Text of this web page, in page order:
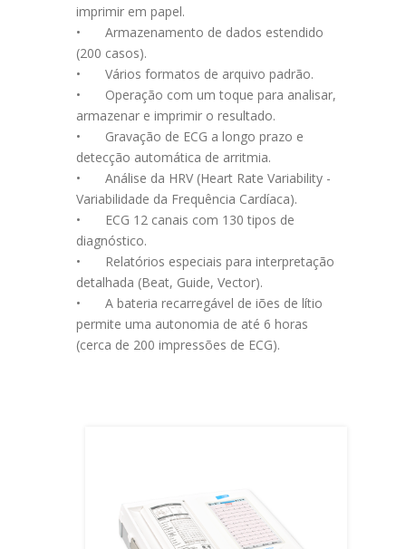
imprimir em papel.
•
Armazenamento de dados estendido
(200 casos).
•
Vários formatos de arquivo padrão.
•
Operação com um toque para analisar,
armazenar e imprimir o resultado.
•
Gravação de ECG a longo prazo e
detecção automática de arritmia.
•
Análise da HRV (Heart Rate Variability -
Variabilidade da Frequência Cardíaca).
•
ECG 12 canais com 130 tipos de
diagnóstico.
•
Relatórios especiais para interpretação
detalhada (Beat, Guide, Vector).
•
A bateria recarregável de iões de lítio
permite uma autonomia de até 6 horas
(cerca de 200 impressões de ECG).